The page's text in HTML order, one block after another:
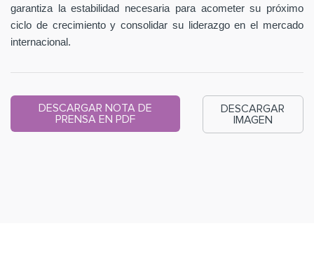
garantiza la estabilidad necesaria para acometer su próximo
ciclo de crecimiento y consolidar su liderazgo en el mercado
internacional.
DESCARGAR NOTA DE
PRENSA EN PDF
DESCARGAR
IMAGEN